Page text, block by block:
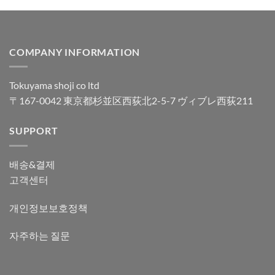
COMPANY INFORMATION
Tokuyama shoji co ltd
〒167-0042 東京都杉並区西荻北2-5-7 ヴィブレ西荻211
SUPPORT
배송&결제
고객센터
개인정보보호정책
자주하는 질문